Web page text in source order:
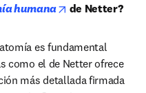
humana opens in new
de Netter?
es fundamental
como el de Netter ofrece
más detallada firmada